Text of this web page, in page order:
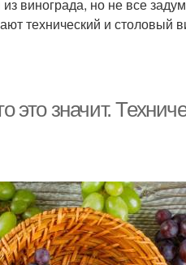
винограда, но не все
технический и столовый
это значит.